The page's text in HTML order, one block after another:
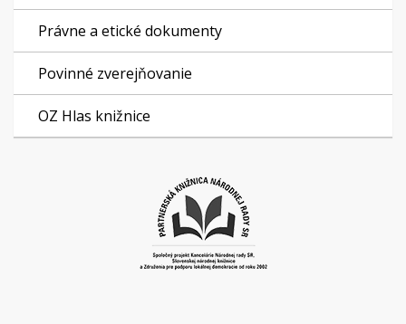
Právne a etické dokumenty
Povinné zverejňovanie
OZ Hlas knižnice